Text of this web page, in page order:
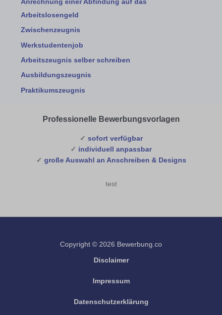
Anrechnung einer Abfindung auf das
Arbeitslosengeld
Zwischenzeugnis
Werkstudentenjob
Arbeitszeugnis selber schreiben
Ausbildungszeugnis
Praktikumszeugnis
Professionelle Bewerbungsvorlagen
✓ sofort verfügbar
✓ individuell anpassbar
✓ große Auswahl an Anschreiben & Designs
test
Copyright © 2026 Bewerbung.co
Disclaimer
Impressum
Datenschutzerklärung